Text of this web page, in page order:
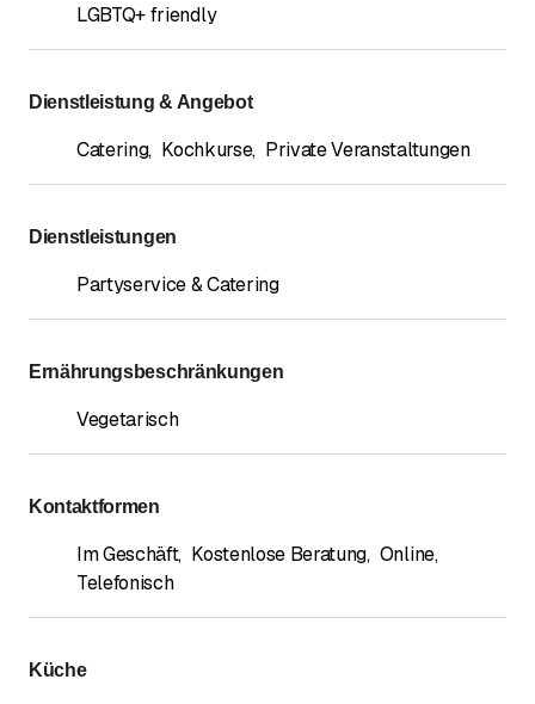
LGBTQ+ friendly
Dienstleistung & Angebot
Catering, Kochkurse, Private Veranstaltungen
Dienstleistungen
Partyservice & Catering
Ernährungsbeschränkungen
Vegetarisch
Kontaktformen
Im Geschäft, Kostenlose Beratung, Online,
Telefonisch
Küche